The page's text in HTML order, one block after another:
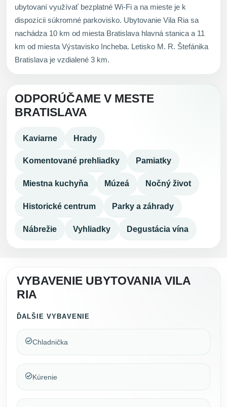
ubytovaní využívať bezplatné Wi-Fi a na mieste je k
dispozícii súkromné parkovisko. Ubytovanie Vila Ria sa
nachádza 10 km od miesta Bratislava hlavná stanica a 11
km od miesta Výstavisko Incheba. Letisko M. R. Štefánika
Bratislava je vzdialené 3 km.
ODPORÚČAME V MESTE
BRATISLAVA
Kaviarne Hrady
Komentované prehliadky Pamiatky
Miestna kuchyňa Múzeá Nočný život
Historické centrum Parky a záhrady
Nábrežie Vyhliadky Degustácia vína
VYBAVENIE UBYTOVANIA VILA
RIA
ĎALŠIE VYBAVENIE
Chladnička
Kúrenie